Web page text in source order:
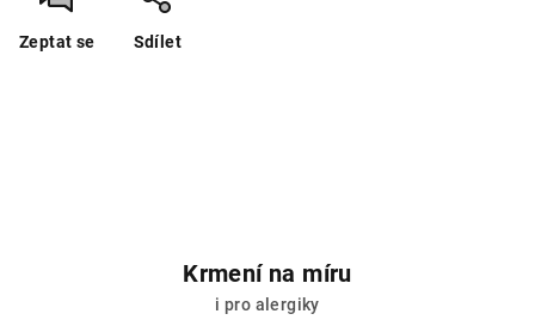
Zeptat se Sdílet
Krmení na míru
i pro alergiky